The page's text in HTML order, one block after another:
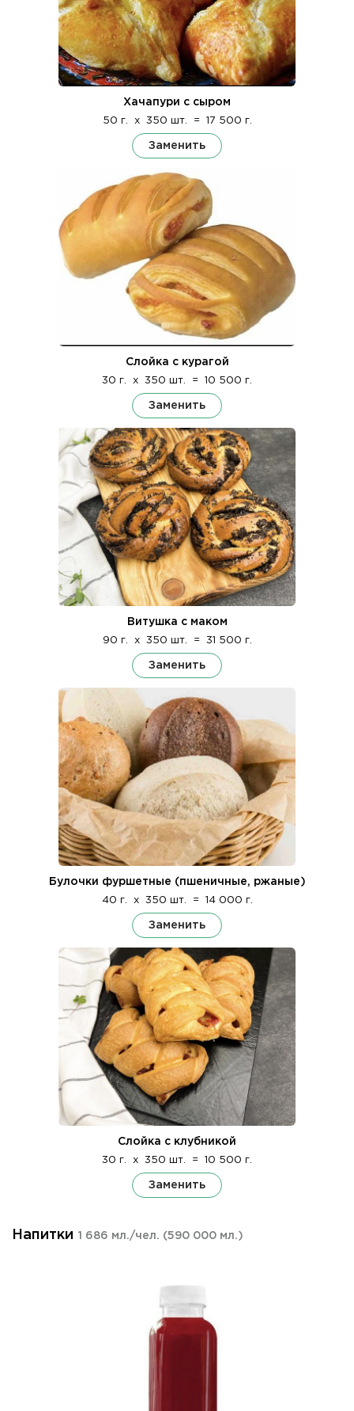
Хачапури с сыром
50 г. x 350 шт. = 17 500 г.
Заменить
Слойка с курагой
30 г. x 350 шт. = 10 500 г.
Заменить
Витушка с маком
90 г. x 350 шт. = 31 500 г.
Заменить
Булочки фуршетные (пшеничные, ржаные)
40 г. x 350 шт. = 14 000 г.
Заменить
Слойка с клубникой
30 г. x 350 шт. = 10 500 г.
Заменить
Напитки 1 686 мл./чел. (590 000 мл.)